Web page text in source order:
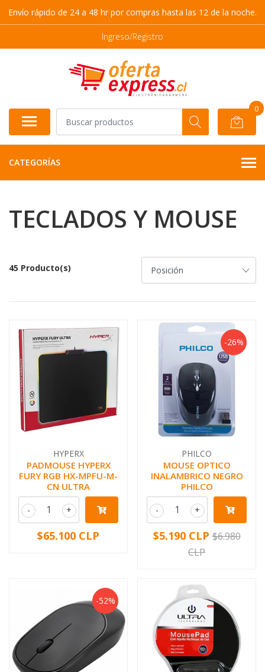
Envío rápido de 24 a 48 hr por compras hasta las 12 de la noche.
Ingreso/Registro
0
CATEGORÍAS
TECLADOS Y MOUSE
45 Producto(s)
HYPERX
PADMOUSE HYPERX
FURY RGB HX-MPFU-M-
CN ULTRA
+
-
$65.100 CLP
-26%
PHILCO
MOUSE OPTICO
INALAMBRICO NEGRO
PHILCO
+
-
$5.190 CLP $6.980
CLP
-52%